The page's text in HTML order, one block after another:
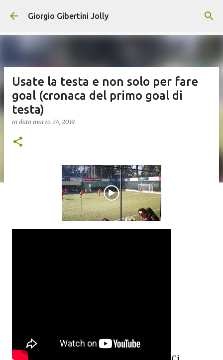
Passa ai contenuti principali
Giorgio Gibertini Jolly
Usate la testa e non solo per fare
goal (cronaca del primo goal di
testa)
in data marzo 24, 2019